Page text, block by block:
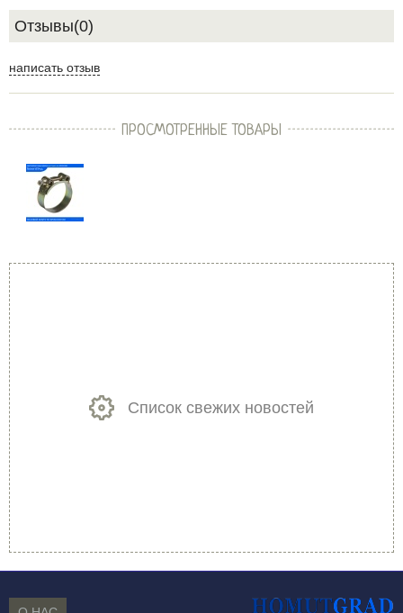
Отзывы(0)
написать отзыв
ПРОСМОТРЕННЫЕ ТОВАРЫ
Список свежих новостей